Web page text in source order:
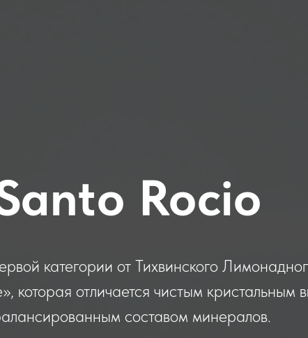
Rocio
категории от Тихвинского
которая отличается чистым кристальным
составом минералов.